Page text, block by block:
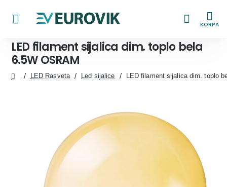
KORPA
LED filament sijalica dim. toplo bela
6.5W OSRAM
LED Rasveta Led sijalice LED filament sijalica dim. toplo